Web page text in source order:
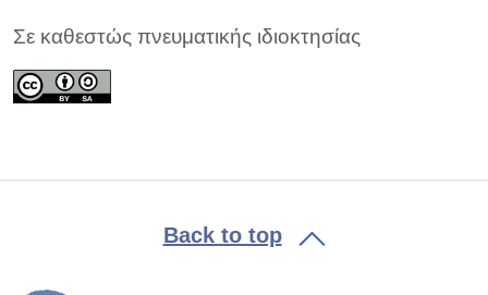
Σε καθεστώς πνευματικής ιδιοκτησίας
Back to top